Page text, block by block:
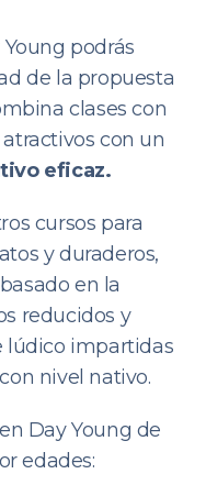
podrás
de la propuesta
clases con
con un
eficaz.
cursos para
y duraderos,
en la
reducidos y
lúdico impartidas
nivel nativo.
Day Young de
edades: